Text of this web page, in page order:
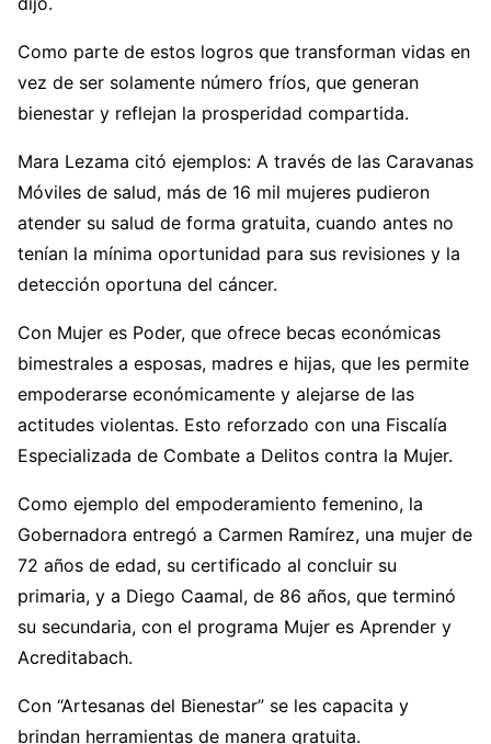
Como parte de estos logros que transforman vidas en
vez de ser solamente número fríos, que generan
bienestar y reflejan la prosperidad compartida.
Mara Lezama citó ejemplos: A través de las Caravanas
Móviles de salud, más de 16 mil mujeres pudieron
atender su salud de forma gratuita, cuando antes no
tenían la mínima oportunidad para sus revisiones y la
detección oportuna del cáncer.
Con Mujer es Poder, que ofrece becas económicas
bimestrales a esposas, madres e hijas, que les permite
empoderarse económicamente y alejarse de las
actitudes violentas. Esto reforzado con una Fiscalía
Especializada de Combate a Delitos contra la Mujer.
Como ejemplo del empoderamiento femenino, la
Gobernadora entregó a Carmen Ramírez, una mujer de
72 años de edad, su certificado al concluir su
primaria, y a Diego Caamal, de 86 años, que terminó
su secundaria, con el programa Mujer es Aprender y
Acreditabach.
Con “Artesanas del Bienestar” se les capacita y
brindan herramientas de manera gratuita.